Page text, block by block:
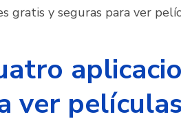
gratis y seguras para ver
ver